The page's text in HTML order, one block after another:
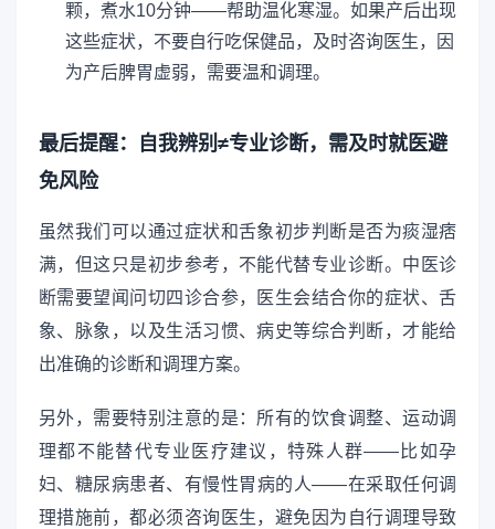
颗，煮水10分钟——帮助温化寒湿。如果产后出现
这些症状，不要自行吃保健品，及时咨询医生，因
为产后脾胃虚弱，需要温和调理。
最后提醒：自我辨别≠专业诊断，需及时就医避
免风险
虽然我们可以通过症状和舌象初步判断是否为痰湿痞
满，但这只是初步参考，不能代替专业诊断。中医诊
断需要望闻问切四诊合参，医生会结合你的症状、舌
象、脉象，以及生活习惯、病史等综合判断，才能给
出准确的诊断和调理方案。
另外，需要特别注意的是：所有的饮食调整、运动调
理都不能替代专业医疗建议，特殊人群——比如孕
妇、糖尿病患者、有慢性胃病的人——在采取任何调
理措施前，都必须咨询医生，避免因为自行调理导致